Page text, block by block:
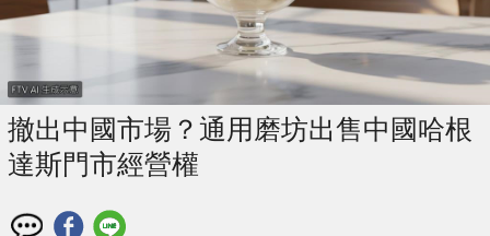
撤出中國市場？通用磨坊出售中國哈根
達斯門市經營權